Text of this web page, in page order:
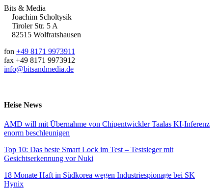
Bits & Media
Joachim Scholtysik
Tiroler Str. 5 A
82515 Wolfratshausen
fon +49 8171 9973911
fax +49 8171 9973912
info@bitsandmedia.de
Heise News
AMD will mit Übernahme von Chipentwickler Taalas KI-Inferenz
enorm beschleunigen
Top 10: Das beste Smart Lock im Test – Testsieger mit
Gesichtserkennung vor Nuki
18 Monate Haft in Südkorea wegen Industriespionage bei SK
Hynix